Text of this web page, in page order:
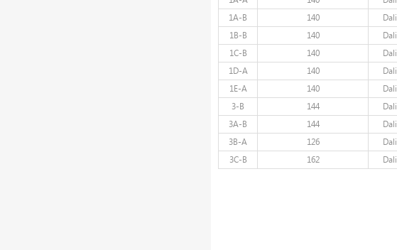
1A-B
140
1B-B
140
1C-B
140
1D-A
140
1E-A
140
3-B
144
3A-B
144
3B-A
126
3C-B
162